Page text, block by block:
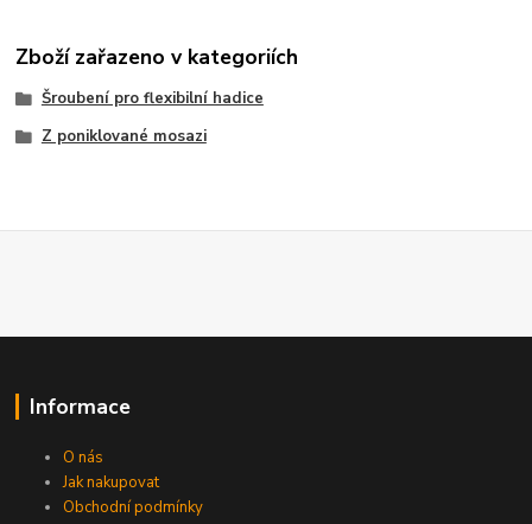
Zboží zařazeno v kategoriích
Šroubení pro flexibilní hadice
Z poniklované mosazi
Informace
O nás
Jak nakupovat
Obchodní podmínky